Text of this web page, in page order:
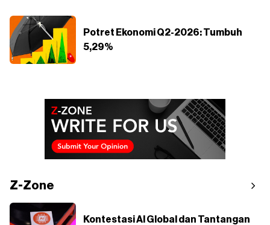
Potret Ekonomi Q2-2026: Tumbuh
5,29%
Z-Zone
Kontestasi AI Global dan Tantangan